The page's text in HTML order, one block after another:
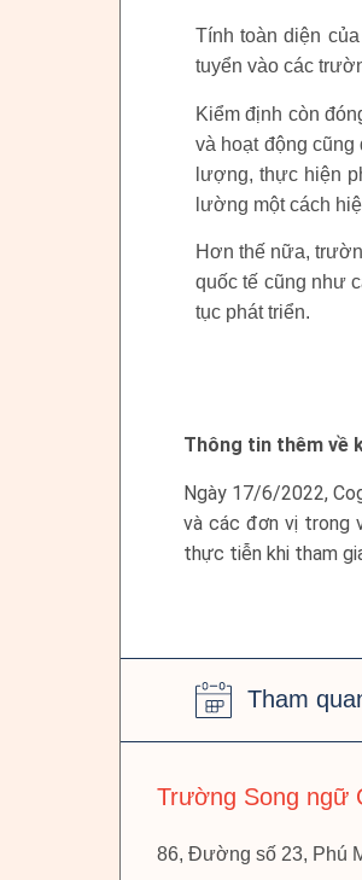
Tính toàn diện
tuyển vào các
Kiểm định còn
và hoạt động
lượng, thực hiện
lường một cách
Hơn thế nữa,
quốc tế cũng như
tục phát triển.
Thông tin thêm về
Ngày 17/6/2022,
và các đơn vị trong
thực tiễn khi tham
Tham
Trường Song ngữ
86, Đường số 23, Phú